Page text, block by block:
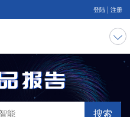
登陆 注册
搜索